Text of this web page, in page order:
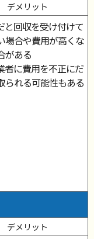
デメリット
と回収を受け付けて
場合や費用が高くな
がある
者に費用を不正にだ
られる可能性もある
デメリット